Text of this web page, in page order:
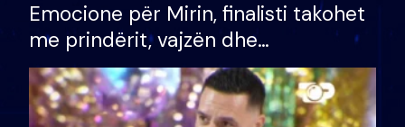
Emocione për Mirin, finalisti takohet
me prindërit, vajzën dhe
bashkëshorten: S’kemi ndonjë letër
divorci apo jo?